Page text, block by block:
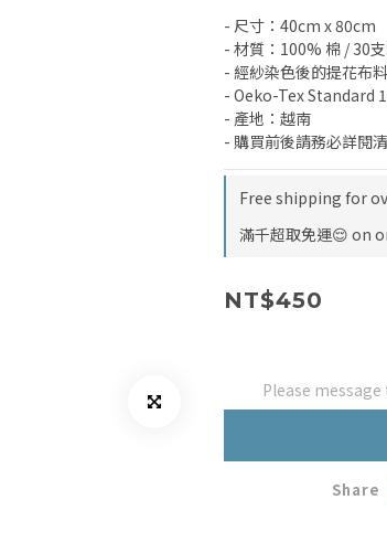
- 尺寸：40cm x 80cm
- 材質：100% 棉 / 30
- 經紗染色後的提花布料
- Oeko-Tex Standard
- 產地：越南
- 購買前後請務必詳閱
Free shipping for
滿千超取免運😌 on
NT$450
Please
Share